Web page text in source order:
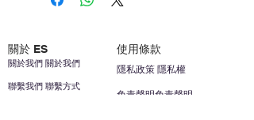
關於 ES 使用條款
聯繫我們 聯繫方式
關於我們 關於我們
免責聲明免責聲明
隱私政策 隱私權